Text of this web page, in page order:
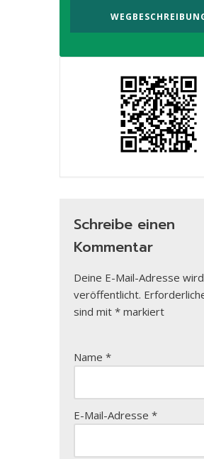
Schreibe einen
Kommentar
Deine E-Mail-Adresse
veröffentlicht.
sind mit * markiert
Name *
E-Mail-Adresse *